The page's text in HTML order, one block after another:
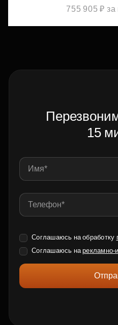
755 905 ₽ за
15
Соглашаюсь на обработку
Соглашаюсь нарекламно-